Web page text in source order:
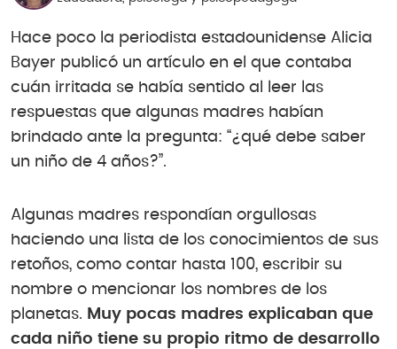
Hace poco la periodista estadounidense Alicia
Bayer publicó un artículo en el que contaba
cuán irritada se había sentido al leer las
respuestas que algunas madres habían
brindado ante la pregunta: “¿qué debe saber
un niño de 4 años?”.
Algunas madres respondían orgullosas
haciendo una lista de los conocimientos de sus
retoños, como contar hasta 100, escribir su
nombre o mencionar los nombres de los
planetas. Muy pocas madres explicaban que
cada niño tiene su propio ritmo de desarrollo